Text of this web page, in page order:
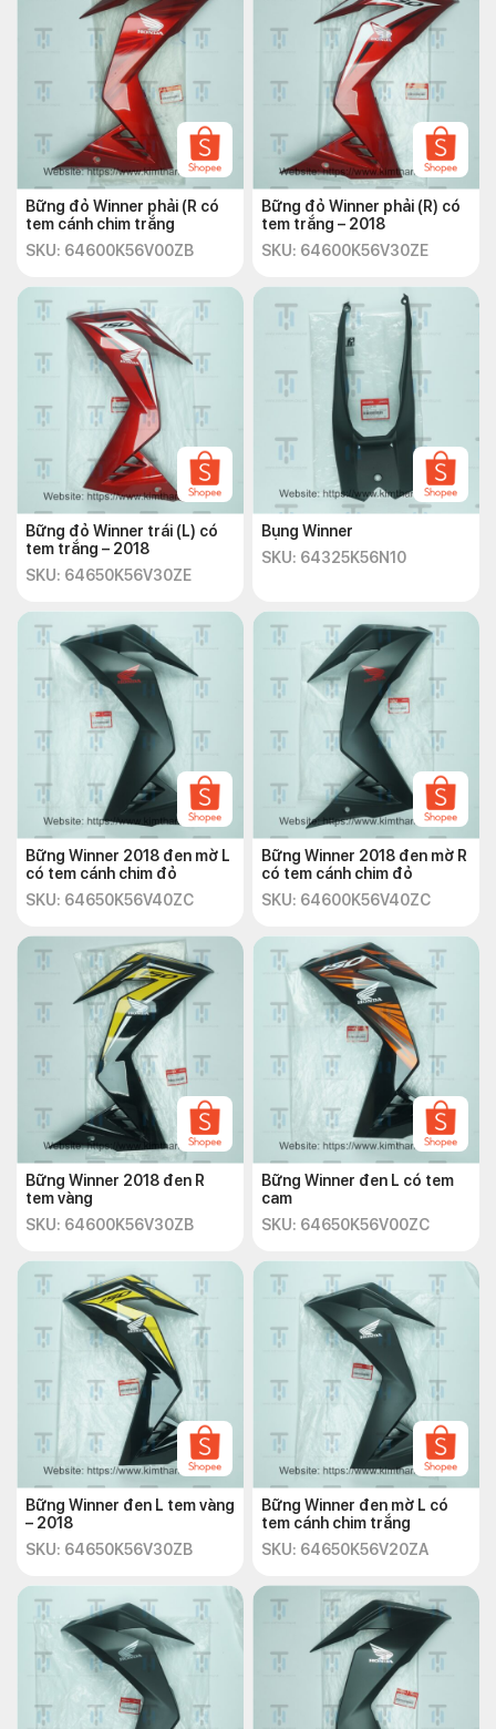
Bững đỏ Winner phải (R có
tem cánh chim trắng
SKU: 64600K56V00ZB
Bững đỏ Winner phải (R) có
tem trắng – 2018
SKU: 64600K56V30ZE
Bững đỏ Winner trái (L) có
tem trắng – 2018
SKU: 64650K56V30ZE
Bụng Winner
SKU: 64325K56N10
Bững Winner 2018 đen mờ L
có tem cánh chim đỏ
SKU: 64650K56V40ZC
Bững Winner 2018 đen mờ R
có tem cánh chim đỏ
SKU: 64600K56V40ZC
Bững Winner 2018 đen R
tem vàng
SKU: 64600K56V30ZB
Bững Winner đen L có tem
cam
SKU: 64650K56V00ZC
Bững Winner đen L tem vàng
– 2018
SKU: 64650K56V30ZB
Bững Winner đen mờ L có
tem cánh chim trắng
SKU: 64650K56V20ZA